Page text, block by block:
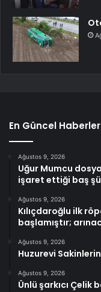
En Güncel Haberler
Ağustos 9, 2026
Uğur Mumcu
işaret ettiği baş
Ağustos 9, 2026
Kılıçdaroğlu ilk
başlamıştır;
Ağustos 9, 2026
Huzurevi
Ağustos 9, 2026
Ünlü şarkıcı Çelik